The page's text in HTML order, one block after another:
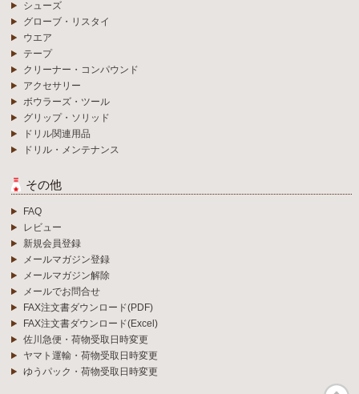
シューズ
グローブ・リスタイ
ウエア
テープ
クリーナー・コンパウンド
アクセサリー
ボウラーズ・ツール
グリップ・ソリッド
ドリル関連用品
ドリル・メンテナンス
その他
FAQ
レビュー
新規会員登録
メールマガジン登録
メールマガジン解除
メールでお問合せ
FAX注文書ダウンロード(PDF)
FAX注文書ダウンロード(Excel)
佐川急便・荷物受取日時変更
ヤマト運輸・荷物受取日時変更
ゆうパック・荷物受取日時変更